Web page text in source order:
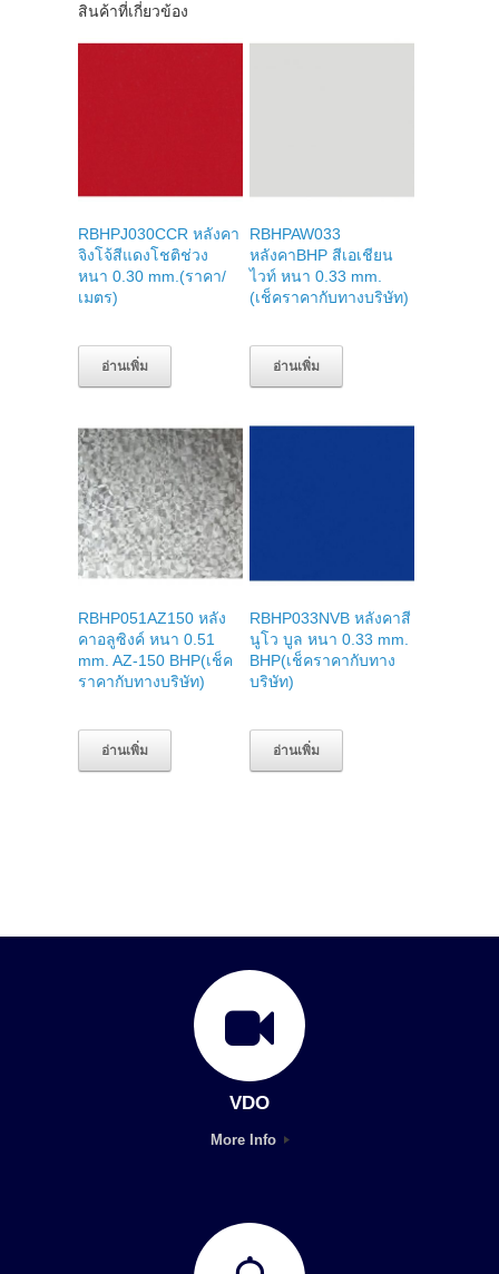
สินค้าที่เกี่ยวข้อง
RBHPJ030CCR หลังคา
จิงโจ้สีแดงโชติช่วง
หนา 0.30 mm.(ราคา/
เมตร)
อ่านเพิ่ม
RBHPAW033
หลังคาBHP สีเอเชียน
ไวท์ หนา 0.33 mm.
(เช็คราคากับทางบริษัท)
อ่านเพิ่ม
RBHP051AZ150 หลัง
คาอลูซิงค์ หนา 0.51
mm. AZ-150 BHP(เช็ค
ราคากับทางบริษัท)
อ่านเพิ่ม
RBHP033NVB หลังคาสี
นูโว บูล หนา 0.33 mm.
BHP(เช็คราคากับทาง
บริษัท)
อ่านเพิ่ม
VDO
More Info